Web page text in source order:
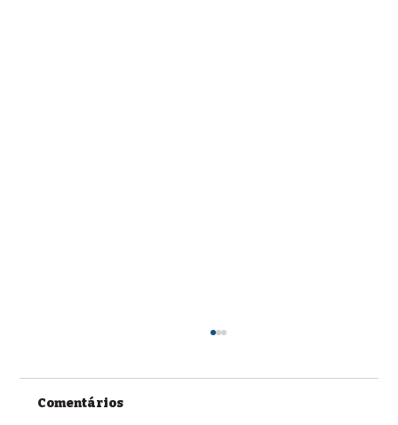
Comentários